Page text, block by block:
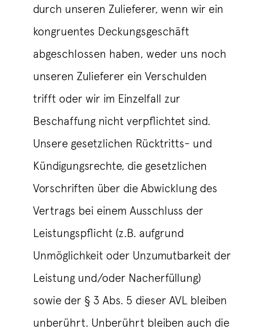
durch unseren Zulieferer, wenn wir ein
kongruentes Deckungsgeschäft
abgeschlossen haben, weder uns noch
unseren Zulieferer ein Verschulden
trifft oder wir im Einzelfall zur
Beschaffung nicht verpflichtet sind.
Unsere gesetzlichen Rücktritts- und
Kündigungsrechte, die gesetzlichen
Vorschriften über die Abwicklung des
Vertrags bei einem Ausschluss der
Leistungspflicht (z.B. aufgrund
Unmöglichkeit oder Unzumutbarkeit der
Leistung und/oder Nacherfüllung)
sowie der § 3 Abs. 5 dieser AVL bleiben
unberührt. Unberührt bleiben auch die